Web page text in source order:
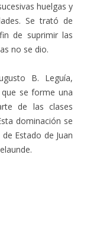
huelgas y
Se trató de
de suprimir las
no se dio.
B. Leguía,
se forme una
de las clases
dominación se
Estado de Juan